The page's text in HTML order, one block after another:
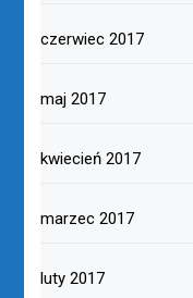
czerwiec 2017
maj 2017
kwiecień 2017
marzec 2017
luty 2017